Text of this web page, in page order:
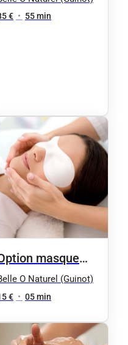
cernes,
€ • 55 min
masque
Age Logic
O Naturel (Guinot)
€ • 05 min